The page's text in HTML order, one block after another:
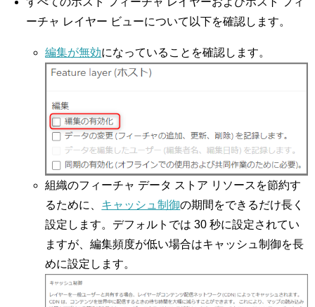
ーチャ レイヤー ビューについて以下を確認します。
編集が無効になっていることを確認します。
組織のフィーチャ データ ストア リソースを節約す
るために、 キャッシュ制御の期間をできるだけ長く
設定します。デフォルトでは 30 秒に設定されてい
ますが、編集頻度が低い場合はキャッシュ制御を長
めに設定します。